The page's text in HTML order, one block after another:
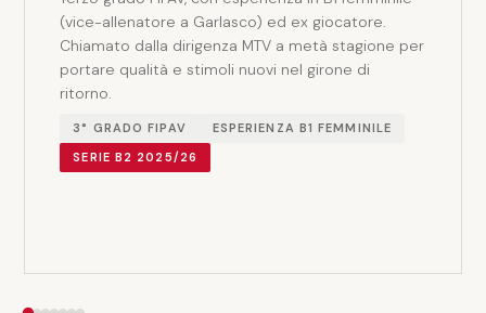
(vice-allenatore a Garlasco) ed ex giocatore.
Chiamato dalla dirigenza MTV a metà stagione per
portare qualità e stimoli nuovi nel girone di
ritorno.
3° GRADO FIPAV
ESPERIENZA B1 FEMMINILE
SERIE B2 2025/26